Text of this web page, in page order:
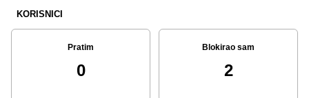
KORISNICI
Pratim
0
Blokirao sam
2